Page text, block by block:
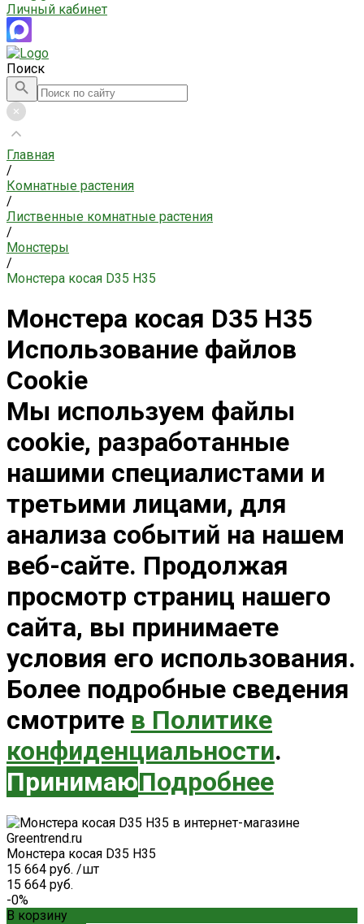
Личный кабинет
Поиск
Главная
/
Комнатные растения
/
Лиственные комнатные растения
/
Монстеры
/
Монстера косая D35 H35
Монстера косая D35 H35
Использование файлов
Cookie
Мы используем файлы
cookie, разработанные
нашими специалистами и
третьими лицами, для
анализа событий на нашем
веб-сайте. Продолжая
просмотр страниц нашего
сайта, вы принимаете
условия его использования.
Более подробные сведения
смотрите в Политике
конфиденциальности.
ПринимаюПодробнее
Монстера косая D35 H35
15 664 руб. /шт
15 664 руб.
-0%
В корзину